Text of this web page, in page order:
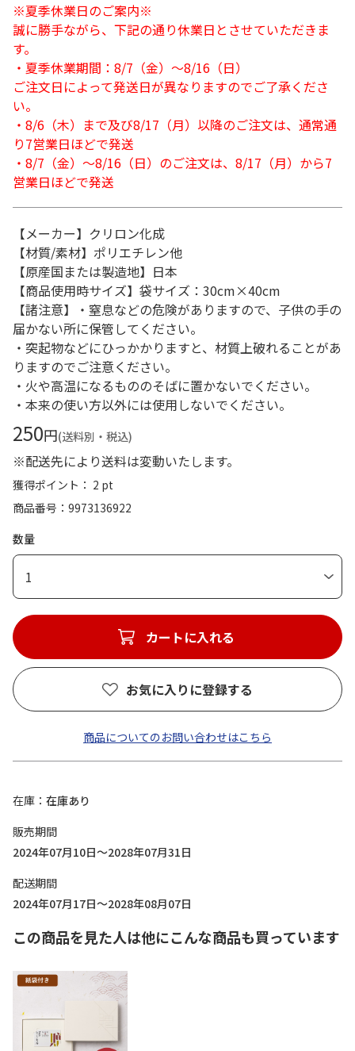
※夏季休業日のご案内※
誠に勝手ながら、下記の通り休業日とさせていただきま
す。
・夏季休業期間：8/7（金）～8/16（日）
ご注文日によって発送日が異なりますのでご了承くださ
い。
・8/6（木）まで及び8/17（月）以降のご注文は、通常通
り7営業日ほどで発送
・8/7（金）～8/16（日）のご注文は、8/17（月）から7
営業日ほどで発送
【メーカー】クリロン化成
【材質/素材】ポリエチレン他
【原産国または製造地】日本
【商品使用時サイズ】袋サイズ：30cm×40cm
【諸注意】・窒息などの危険がありますので、子供の手の
届かない所に保管してください。
・突起物などにひっかかりますと、材質上破れることがあ
りますのでご注意ください。
・火や高温になるもののそばに置かないでください。
・本来の使い方以外には使用しないでください。
250円(送料別・税込)
※配送先により送料は変動いたします。
獲得ポイント： 2 pt
商品番号
9973136922
数量
1
カートに入れる
お気に入りに登録する
商品についてのお問い合わせはこちら
在庫
在庫あり
販売期間
2024年07月10日～2028年07月31日
配送期間
2024年07月17日～2028年08月07日
この商品を見た人は他にこんな商品も買っています